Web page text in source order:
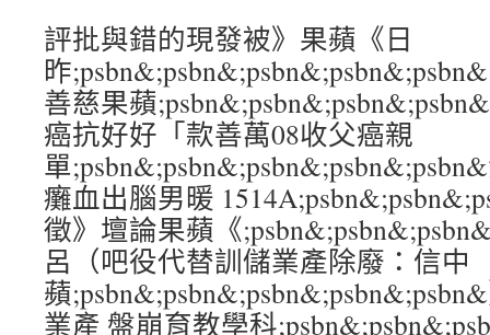
評批與錯的現發被》果蘋《日
昨
善慈果蘋
癌抗好好「款善萬08收父癌親
單
癱血出腦男暖
徵》壇論果蘋《
呂（吧役代替訓儲業產除廢：信中
蘋
業產 盤崩育教學科